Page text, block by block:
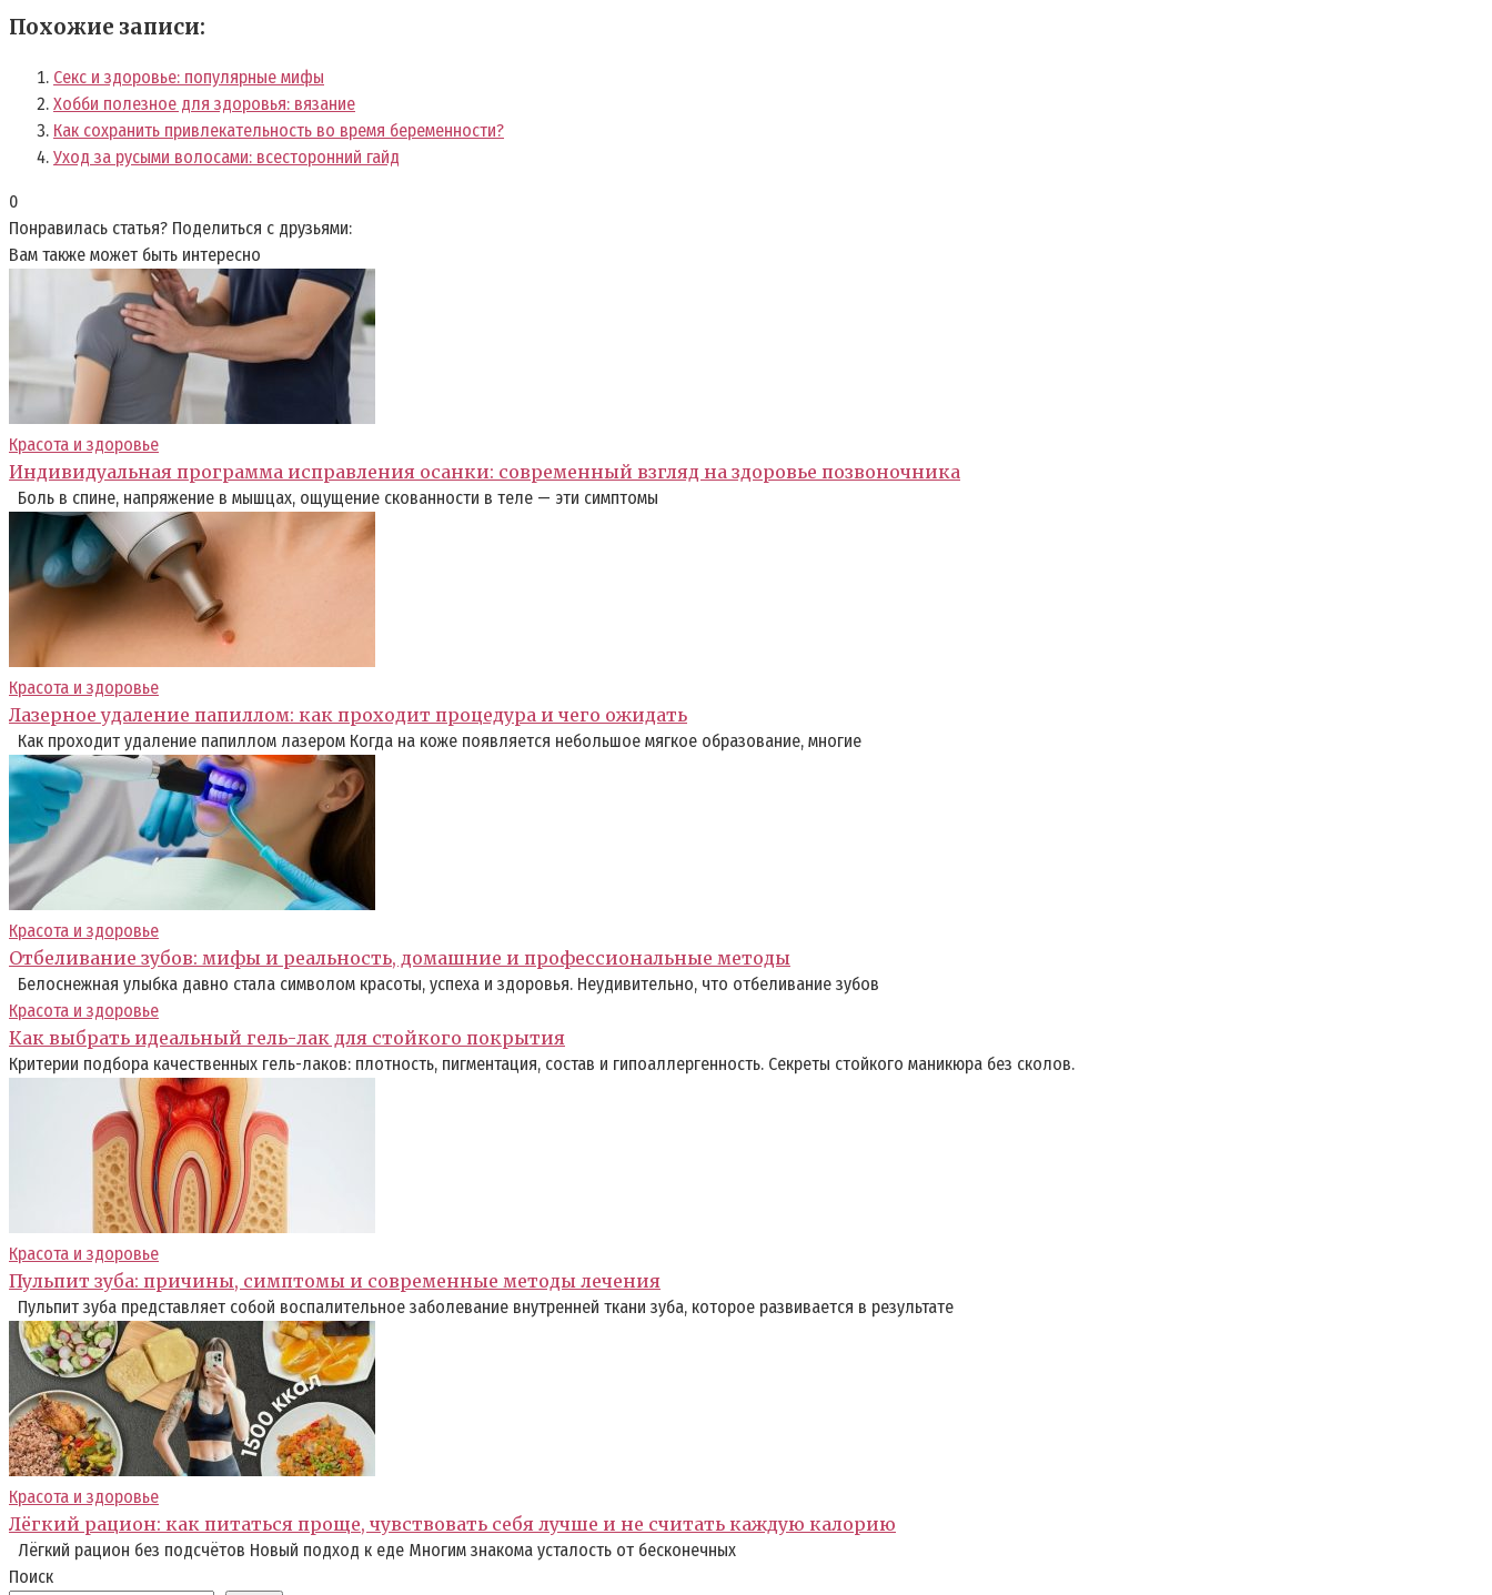
Похожие записи:
Секс и здоровье: популярные мифы
Хобби полезное для здоровья: вязание
Как сохранить привлекательность во время беременности?
Уход за русыми волосами: всесторонний гайд
0
Понравилась статья? Поделиться с друзьями:
Вам также может быть интересно
Красота и здоровье
Индивидуальная программа исправления осанки: современный взгляд на здоровье позвоночника
Боль в спине, напряжение в мышцах, ощущение скованности в теле — эти симптомы
Красота и здоровье
Лазерное удаление папиллом: как проходит процедура и чего ожидать
Как проходит удаление папиллом лазером Когда на коже появляется небольшое мягкое образование, многие
Красота и здоровье
Отбеливание зубов: мифы и реальность, домашние и профессиональные методы
Белоснежная улыбка давно стала символом красоты, успеха и здоровья. Неудивительно, что отбеливание зубов
Красота и здоровье
Как выбрать идеальный гель-лак для стойкого покрытия
Критерии подбора качественных гель-лаков: плотность, пигментация, состав и гипоаллергенность. Секреты стойкого маникюра без сколов.
Красота и здоровье
Пульпит зуба: причины, симптомы и современные методы лечения
Пульпит зуба представляет собой воспалительное заболевание внутренней ткани зуба, которое развивается в результате
Красота и здоровье
Лёгкий рацион: как питаться проще, чувствовать себя лучше и не считать каждую калорию
Лёгкий рацион без подсчётов Новый подход к еде Многим знакома усталость от бесконечных
Поиск